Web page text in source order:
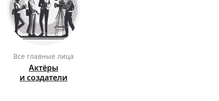
Все главные лица
Актёры
и создатели